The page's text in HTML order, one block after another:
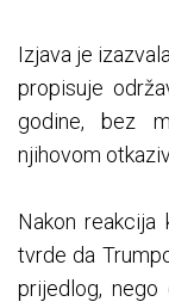
Izjava je
propisuje
godine, bez
njihovom
Nakon
tvrde da
prijedlog, nego